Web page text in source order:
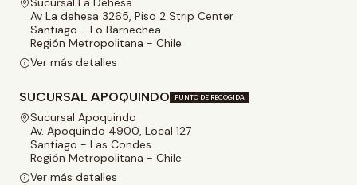
Av La dehesa 3265, Piso 2 Strip Center
Santiago - Lo Barnechea
Región Metropolitana - Chile
Ver más detalles
SUCURSAL APOQUINDO PUNTO DE RECOGIDA
Sucursal Apoquindo
Av. Apoquindo 4900, Local 127
Santiago - Las Condes
Región Metropolitana - Chile
Ver más detalles